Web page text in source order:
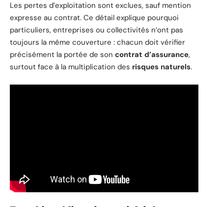
Les pertes d’exploitation sont exclues, sauf mention
expresse au contrat. Ce détail explique pourquoi
particuliers, entreprises ou collectivités n’ont pas
toujours la même couverture : chacun doit vérifier
précisément la portée de son contrat d’assurance,
surtout face à la multiplication des risques naturels.